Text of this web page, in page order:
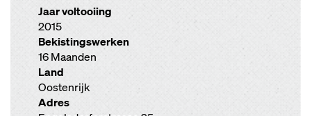
Jaar voltooiing
2015
Bekistingswerken
16 Maanden
Land
Oostenrijk
Adres